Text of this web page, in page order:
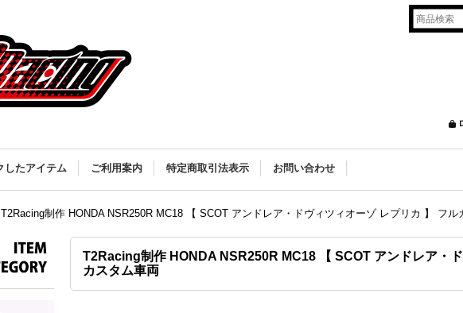
したアイテム ご利用案内 特定商取引法表示 お問い合わせ
T2Racing制作 HONDA NSR250R MC18 【 SCOT アンドレア・ドヴィツィオーゾ レプリカ 】 フル
T2Racing制作 HONDA NSR250R MC18 【 SCOT アンドレア・
カスタム車両